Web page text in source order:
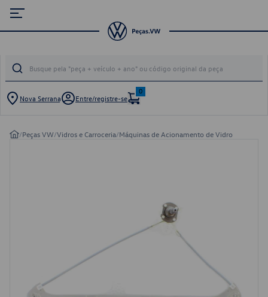
Nova Serrana Entre/registre-se
0
/Peças VW/Vidros e Carroceria/Máquinas de Acionamento de Vidro